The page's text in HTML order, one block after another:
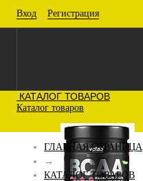
Вход Регистрация
КАТАЛОГ ТОВАРОВ
Каталог товаров
ГЛАВНАЯ СТРАНИЦА
→
КАТАЛОГ ТОВАРОВ